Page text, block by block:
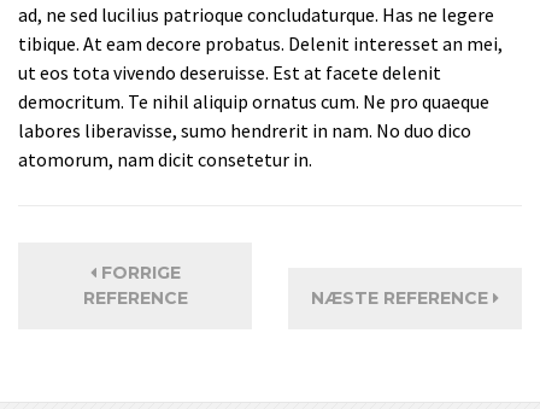
ad, ne sed lucilius patrioque concludaturque. Has ne legere
tibique. At eam decore probatus. Delenit interesset an mei,
ut eos tota vivendo deseruisse. Est at facete delenit
democritum. Te nihil aliquip ornatus cum. Ne pro quaeque
labores liberavisse, sumo hendrerit in nam. No duo dico
atomorum, nam dicit consetetur in.
FORRIGE
REFERENCE
NÆSTE REFERENCE